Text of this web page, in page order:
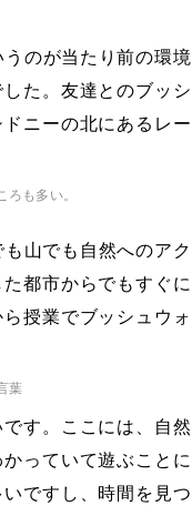
のが当たり前の環境
た。友達とのブッシ
ニーの北にあるレー
も多い。
山でも自然へのアク
都市からでもすぐに
授業でブッシュウォ
葉
です。ここには、自然
っていて遊ぶことに
ですし、時間を見つ